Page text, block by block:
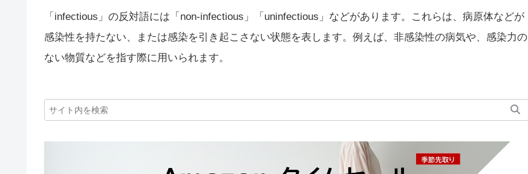
「infectious」の反対語には「non-infectious」「uninfectious」などがあります。これらは、病原体などが
感染性を持たない、または感染を引き起こさない状態を表します。例えば、非感染性の病気や、感染力の
ない物質などを指す際に用いられます。